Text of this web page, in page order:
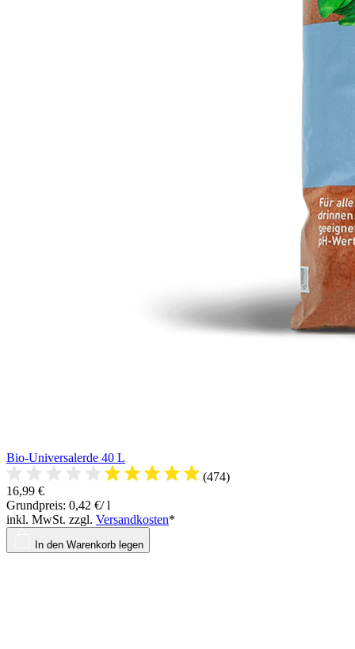
Bio-Universalerde 40 L
(474)
16,99 €
Grundpreis: 0,42 €/ l
inkl. MwSt. zzgl. Versandkosten*
In den Warenkorb legen